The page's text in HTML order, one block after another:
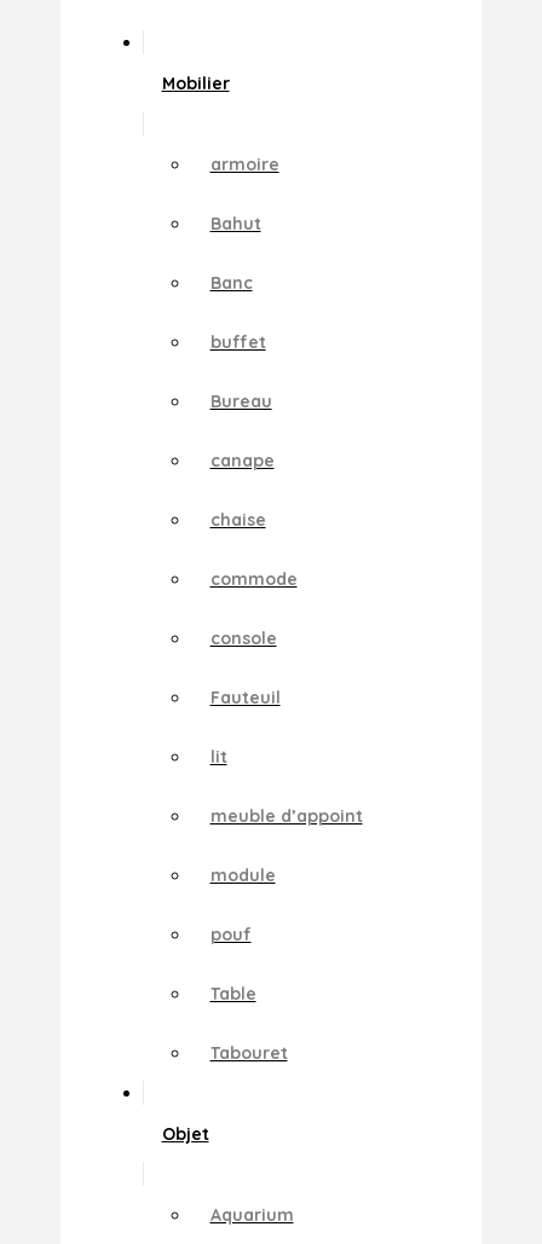
Mobilier
armoire
Bahut
Banc
buffet
Bureau
canape
chaise
commode
console
Fauteuil
lit
meuble d’appoint
module
pouf
Table
Tabouret
Objet
Aquarium